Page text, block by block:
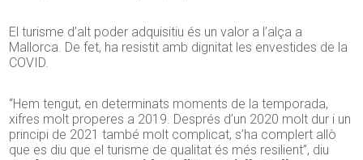
El turisme d’alt poder adquisitiu és un valor a l’alça a
Mallorca. De fet, ha resistit amb dignitat les envestides de la
COVID.
“Hem tengut, en determinats moments de la temporada,
xifres molt properes a 2019. Després d’un 2020 molt dur i un
principi de 2021 també molt complicat, s’ha complert allò
que es diu que el turisme de qualitat és més resilient”, diu